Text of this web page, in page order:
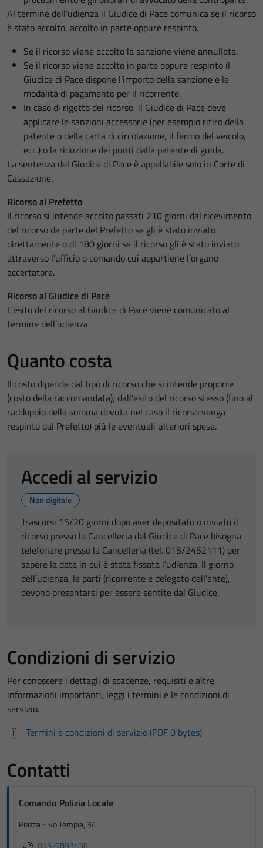
Al termine dell’udienza il Giudice di Pace comunica se il ricorso
è stato accolto, accolto in parte oppure respinto.
Se il ricorso viene accolto la sanzione viene annullata.
Se il ricorso viene accolto in parte oppure respinto il
Giudice di Pace dispone l’importo della sanzione e le
modalità di pagamento per il ricorrente.
In caso di rigetto del ricorso, il Giudice di Pace deve
applicare le sanzioni accessorie (per esempio ritiro della
patente o della carta di circolazione, il fermo del veicolo,
ecc.) o la riduzione dei punti dalla patente di guida.
La sentenza del Giudice di Pace è appellabile solo in Corte di
Cassazione.
Ricorso al Prefetto
Il ricorso si intende accolto passati 210 giorni dal ricevimento
del ricorso da parte del Prefetto se gli è stato inviato
direttamente o di 180 giorni se il ricorso gli è stato inviato
attraverso l'ufficio o comando cui appartiene l’organo
accertatore.
Ricorso al Giudice di Pace
L’esito del ricorso al Giudice di Pace viene comunicato al
termine dell’udienza.
Quanto costa
Il costo dipende dal tipo di ricorso che si intende proporre
(costo della raccomandata), dall’esito del ricorso stesso (fino al
raddoppio della somma dovuta nel caso il ricorso venga
respinto dal Prefetto) più le eventuali ulteriori spese.
Accedi al servizio
Non digitale
Trascorsi 15/20 giorni dopo aver depositato o inviato il
ricorso presso la Cancelleria del Giudice di Pace bisogna
telefonare presso la Cancelleria (tel. 015/2452111) per
sapere la data in cui è stata fissata l’udienza. Il giorno
dell’udienza, le parti (ricorrente e delegato dell’ente),
devono presentarsi per essere sentite dal Giudice.
Condizioni di servizio
Per conoscere i dettagli di scadenze, requisiti e altre
informazioni importanti, leggi i termini e le condizioni di
servizio.
Termini e condizioni di servizio (PDF 0 bytes)
Contatti
Comando Polizia Locale
Piazza Elvo Tempia, 34